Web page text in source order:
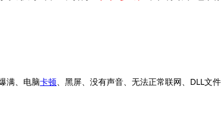
满、电脑卡顿、黑屏、没有声音、无法正常联网、DLL文